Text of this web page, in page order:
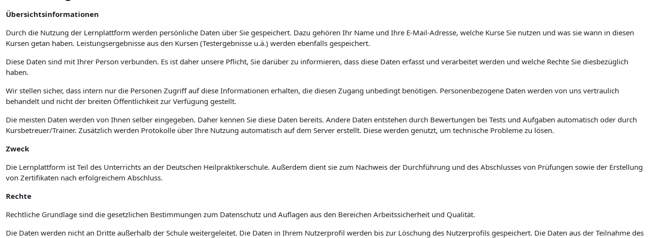
Übersichtsinformationen
Durch die Nutzung der Lernplattform werden persönliche Daten über Sie gespeichert. Dazu gehören Ihr Name und Ihre E-Mail-Adresse, welche Kurse Sie nutzen und was sie wann in diesen
Kursen getan haben. Leistungsergebnisse aus den Kursen (Testergebnisse u.ä.) werden ebenfalls gespeichert.
Diese Daten sind mit Ihrer Person verbunden. Es ist daher unsere Pflicht, Sie darüber zu informieren, dass diese Daten erfasst und verarbeitet werden und welche Rechte Sie diesbezüglich
haben.
Wir stellen sicher, dass intern nur die Personen Zugriff auf diese Informationen erhalten, die diesen Zugang unbedingt benötigen. Personenbezogene Daten werden von uns vertraulich
behandelt und nicht der breiten Öffentlichkeit zur Verfügung gestellt.
Die meisten Daten werden von Ihnen selber eingegeben. Daher kennen Sie diese Daten bereits. Andere Daten entstehen durch Bewertungen bei Tests und Aufgaben automatisch oder durch
Kursbetreuer/Trainer. Zusätzlich werden Protokolle über Ihre Nutzung automatisch auf dem Server erstellt. Diese werden genutzt, um technische Probleme zu lösen.
Zweck
Die Lernplattform ist Teil des Unterrichts an der Deutschen Heilpraktikerschule. Außerdem dient sie zum Nachweis der Durchführung und des Abschlusses von Prüfungen sowie der Erstellung
von Zertifikaten nach erfolgreichem Abschluss.
Rechte
Rechtliche Grundlage sind die gesetzlichen Bestimmungen zum Datenschutz und Auflagen aus den Bereichen Arbeitssicherheit und Qualität.
Die Daten werden nicht an Dritte außerhalb der Schule weitergeleitet. Die Daten in Ihrem Nutzerprofil werden bis zur Löschung des Nutzerprofils gespeichert. Die Daten aus der Teilnahme des